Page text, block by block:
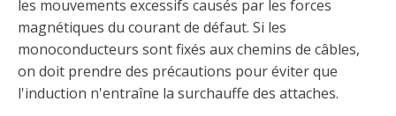
Faire affaire avec un maître électricien
Comment choisir un entrepreneur électricien
fenêtre
Avantages et privilèges
pour les membres
fenêtre
Formulaires, guides et autres documents
informatifs
Demande de délivrance ou de modification d’une
Comités de la CMEQ
Le personnel de la CMEQ
fenêtre
À propos
Offre de formation de la CMEQ
les mouvements excessifs causés par les forces
magnétiques du courant de défaut. Si les
monoconducteurs sont fixés aux chemins de câbles,
on doit prendre des précautions pour éviter que
l'induction n'entraîne la surchauffe des attaches.